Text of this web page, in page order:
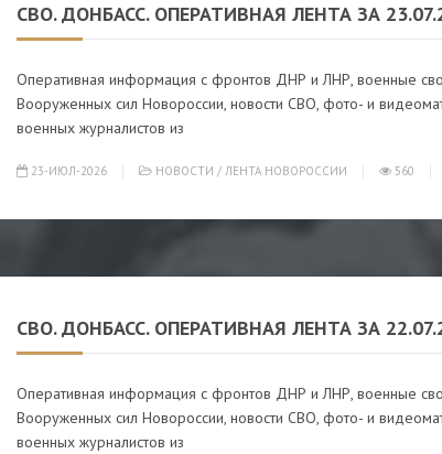
СВО. ДОНБАСС. ОПЕРАТИВНАЯ ЛЕНТА ЗА
Оперативная информация с фронтов ДНР и ЛНР, военные
Вооруженных сил Новороссии, новости СВО, фото- и
военных журналистов из
23-ИЮЛ-2026 НОВОСТИ / ЛЕНТА НОВОРОССИИ 560
СВО. ДОНБАСС. ОПЕРАТИВНАЯ ЛЕНТА ЗА
Оперативная информация с фронтов ДНР и ЛНР, военные
Вооруженных сил Новороссии, новости СВО, фото- и
военных журналистов из